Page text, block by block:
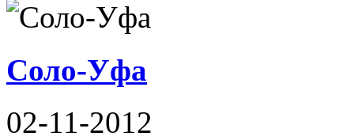
Соло-Уфа
02-11-2012